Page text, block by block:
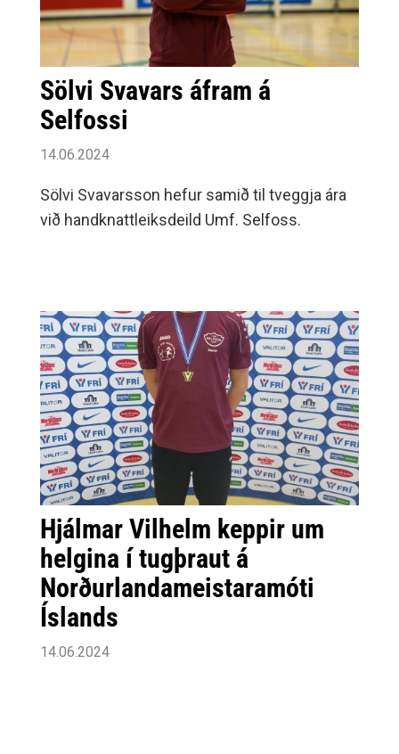
Sölvi Svavars áfram á
Selfossi
14.06.2024
Sölvi Svavarsson hefur samið til tveggja ára
við handknattleiksdeild Umf. Selfoss.
Hjálmar Vilhelm keppir um
helgina í tugþraut á
Norðurlandameistaramóti
Íslands
14.06.2024